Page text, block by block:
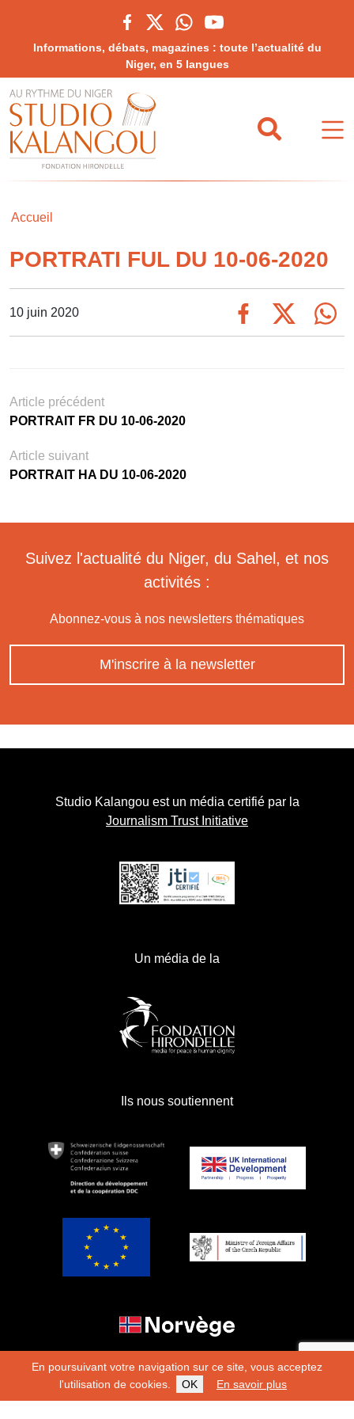
En poursuivant votre navigation sur ce site, vous acceptez
l'utilisation de cookies.
OK En savoir plus
Informations, débats, magazines : toute l’actualité du
Niger, en 5 langues
Accueil
PORTRATI FUL DU 10-06-2020
10 juin 2020
Article précédent
PORTRAIT FR DU 10-06-2020
Article suivant
PORTRAIT HA DU 10-06-2020
Suivez l'actualité du Niger, du Sahel, et nos
activités :
Abonnez-vous à nos newsletters thématiques
M'inscrire à la newsletter
Studio Kalangou est un média certifié par la
Journalism Trust Initiative
Un média de la
Ils nous soutiennent